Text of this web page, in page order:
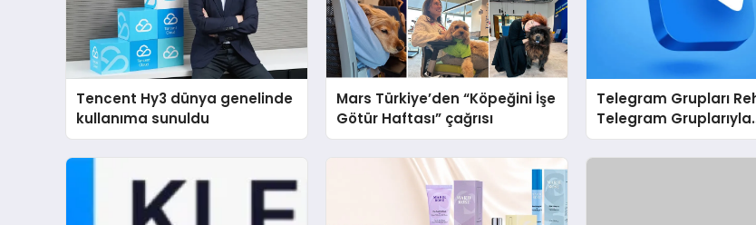
Tencent Hy3 dünya genelinde
kullanıma sunuldu
Mars Türkiye’den “Köpeğini İşe
Götür Haftası” çağrısı
Telegram Grupları
Telegram Gruplarıyla
Markanızı veya
Tanıtın